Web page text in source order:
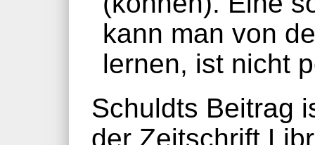
kann man von
lernen, ist nicht
Schuldts Beitrag
der Zeitschrift